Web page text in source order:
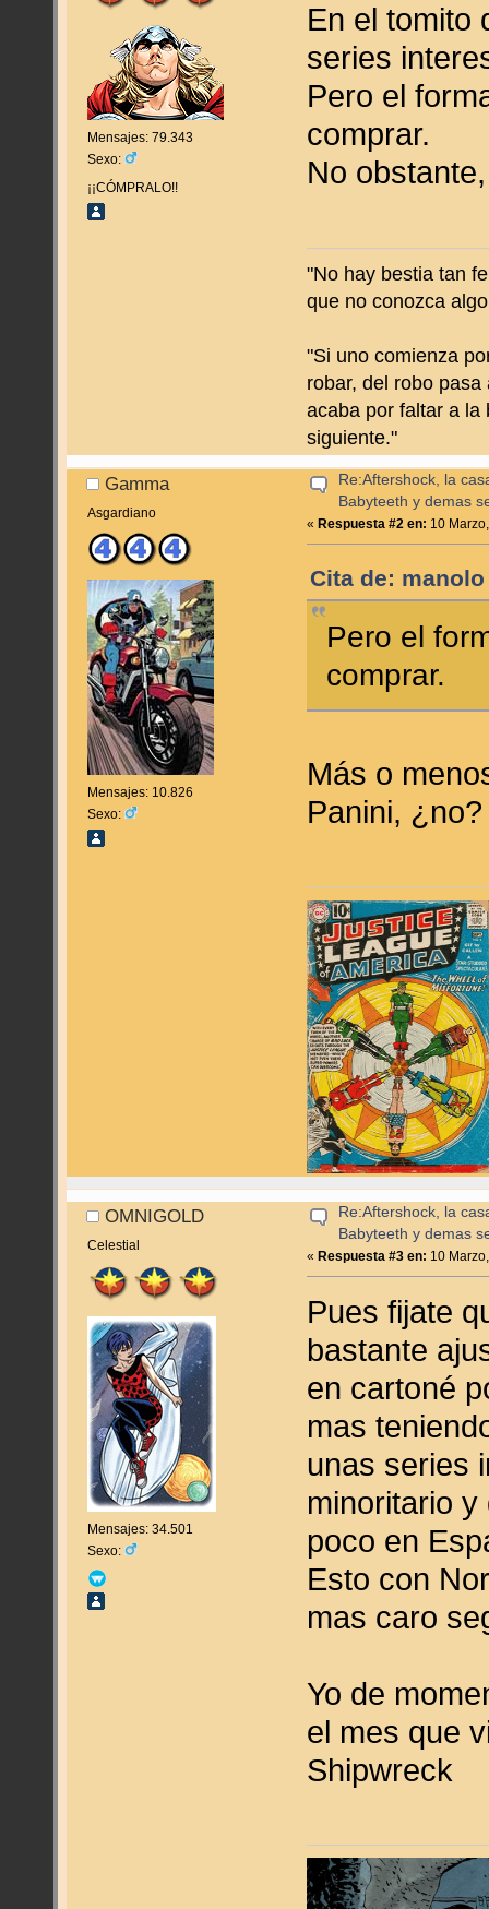
Mensajes: 79.343
Sexo:
¡¡CÓMPRALO!!
En el tomito
series
Pero el
comprar.
No
"No hay bestia tan
que no conozca
"Si uno comienza
robar, del robo
acaba por faltar a la
siguiente."
Gamma
Asgardiano
Mensajes: 10.826
Sexo:
Re:Aftershock, la
Babyteeth y demas
« Respuesta #2 en: 10
Cita de:
Pero el
comprar.
Más o
Panini,
OMNIGOLD
Celestial
Mensajes: 34.501
Sexo:
Re:Aftershock, la
Babyteeth y demas
«Respuesta #3 en: 10
Pues fijate
bastante
en cartoné
mas
unas series
minoritario
poco en
Esto con
mas caro
Yo de
el mes que
Shipwreck